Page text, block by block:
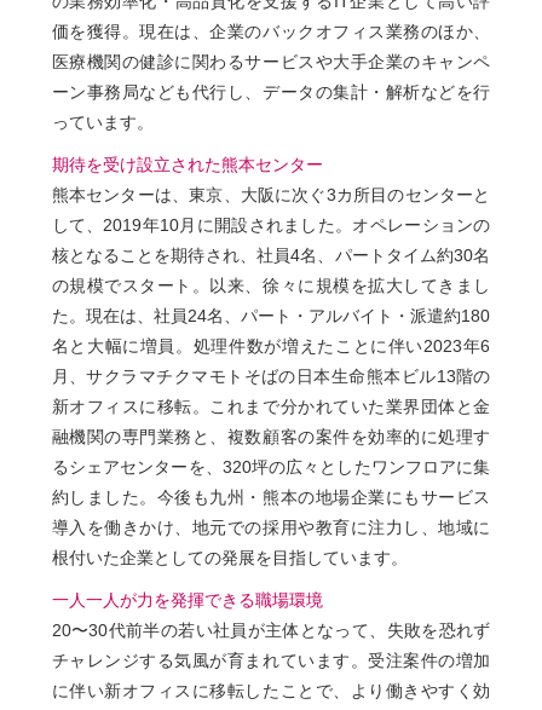
価を獲得。現在は、企業のバックオフィス業務のほか、
医療機関の健診に関わるサービスや大手企業のキャンペ
ーン事務局なども代行し、データの集計・解析などを行
っています。
期待を受け設立された熊本センター
熊本センターは、東京、大阪に次ぐ3カ所目のセンターと
して、2019年10月に開設されました。オペレーションの
核となることを期待され、社員4名、パートタイム約30名
の規模でスタート。以来、徐々に規模を拡大してきまし
た。現在は、社員24名、パート・アルバイト・派遣約180
名と大幅に増員。処理件数が増えたことに伴い2023年6
月、サクラマチクマモトそばの日本生命熊本ビル13階の
新オフィスに移転。これまで分かれていた業界団体と金
融機関の専門業務と、複数顧客の案件を効率的に処理す
るシェアセンターを、320坪の広々としたワンフロアに集
約しました。今後も九州・熊本の地場企業にもサービス
導入を働きかけ、地元での採用や教育に注力し、地域に
根付いた企業としての発展を目指しています。
一人一人が力を発揮できる職場環境
20〜30代前半の若い社員が主体となって、失敗を恐れず
チャレンジする気風が育まれています。受注案件の増加
に伴い新オフィスに移転したことで、より働きやすく効